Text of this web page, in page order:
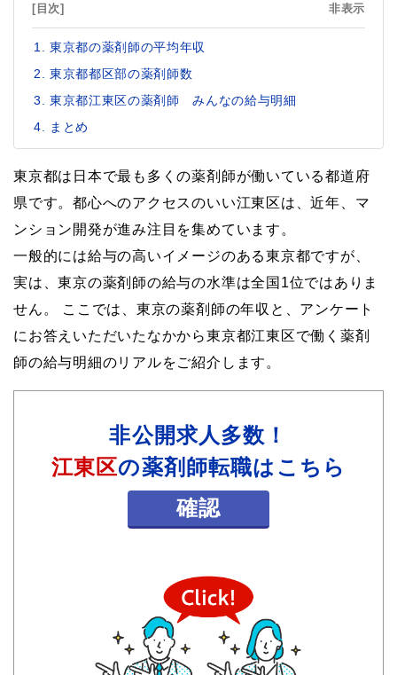
[目次] 非表示
東京都の薬剤師の平均年収
東京都都区部の薬剤師数
東京都江東区の薬剤師 みんなの給与明細
まとめ
東京都は日本で最も多くの薬剤師が働いている都道府
県です。都心へのアクセスのいい江東区は、近年、マ
ンション開発が進み注目を集めています。
一般的には給与の高いイメージのある東京都ですが、
実は、東京の薬剤師の給与の水準は全国1位ではありま
せん。 ここでは、東京の薬剤師の年収と、アンケート
にお答えいただいたなかから東京都江東区で働く薬剤
師の給与明細のリアルをご紹介します。
非公開求人多数！
江東区の薬剤師転職はこちら
確認